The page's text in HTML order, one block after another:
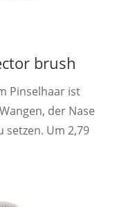
brush
Pinselhaar ist
der Nase
setzen. Um 2,79